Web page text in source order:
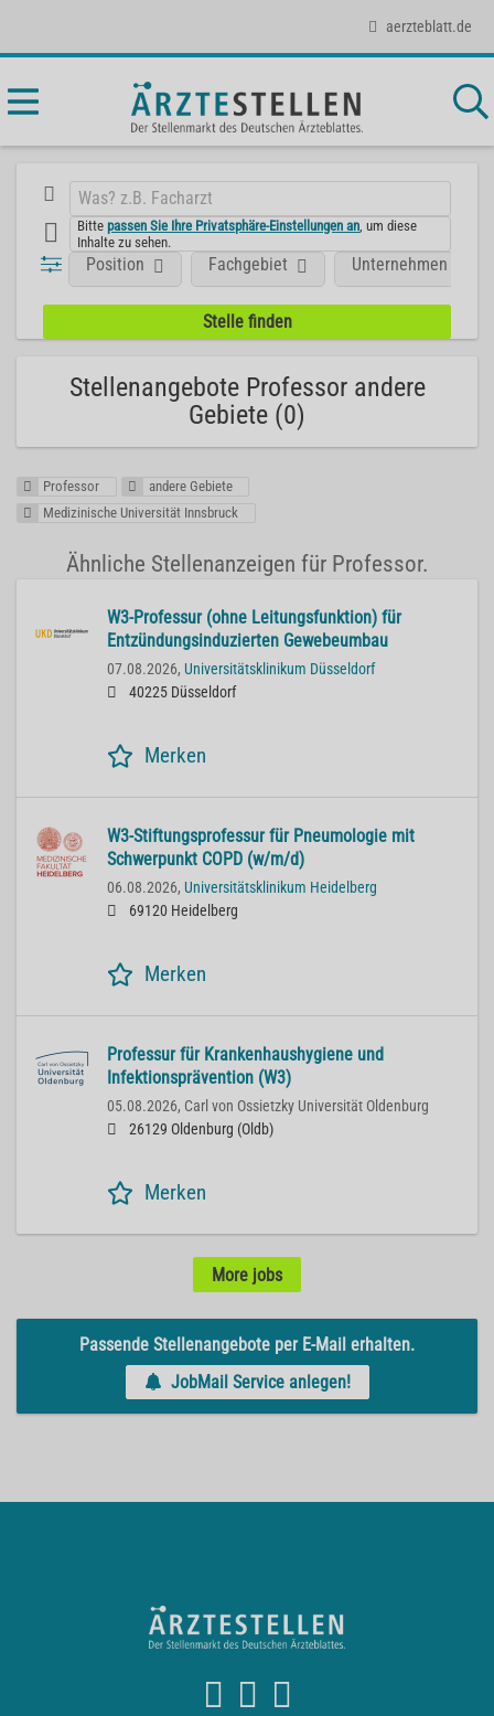
aerzteblatt.de
Bittepassen Sie Ihre Privatsphäre-Einstellungen an , um diese
Inhalte zu sehen.
Position Fachgebiet Unternehmen
Stellenangebote Professor andere
Gebiete (0)
Professor
andere Gebiete
Medizinische Universität Innsbruck
Ähnliche Stellenanzeigen für Professor.
W3-Professur (ohne Leitungsfunktion) für
Entzündungsinduzierten Gewebeumbau
07.08.2026, Universitätsklinikum Düsseldorf
40225 Düsseldorf
Merken
W3-Stiftungsprofessur für Pneumologie mit
Schwerpunkt COPD (w/m/d)
06.08.2026, Universitätsklinikum Heidelberg
69120 Heidelberg
Merken
Professur für Krankenhaushygiene und
Infektionsprävention (W3)
05.08.2026, Carl von Ossietzky Universität Oldenburg
26129 Oldenburg (Oldb)
Merken
More jobs
Passende Stellenangebote per E-Mail erhalten.
JobMail Service anlegen!